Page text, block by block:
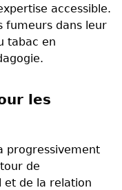
accessible.
fumeurs dans leur
tabac en
les
progressivement
de
et de la relation